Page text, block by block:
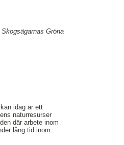
Gröna
idag är ett
naturresurser
där arbete inom
lång tid inom